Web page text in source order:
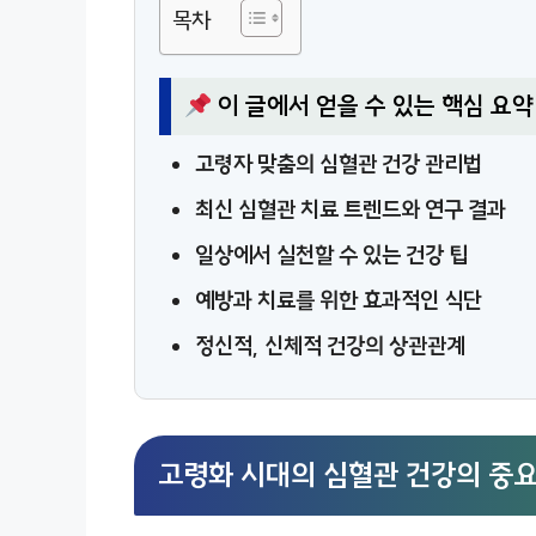
목차
이 글에서 얻을 수 있는 핵심 요약
고령자 맞춤의 심혈관 건강 관리법
최신 심혈관 치료 트렌드와 연구 결과
일상에서 실천할 수 있는 건강 팁
예방과 치료를 위한 효과적인 식단
정신적, 신체적 건강의 상관관계
고령화 시대의 심혈관 건강의 중